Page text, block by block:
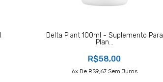
Delta Plant 100ml - Suplemento Para
Plan...
R$58,00
6X De R$9,67Sem Juros